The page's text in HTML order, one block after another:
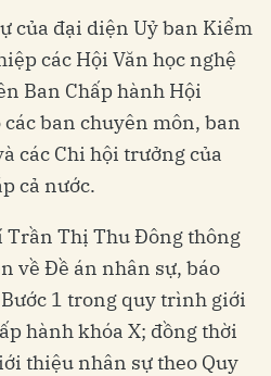
của đại diện Uỷ ban Kiểm
các Hội Văn học nghệ
Ban Chấp hành Hội
ban chuyên môn, ban
các Chi hội trưởng của
cả nước.
Trần Thị Thu Đông thông
về Đề án nhân sự, báo
1 trong quy trình giới
hành khóa X; đồng thời
thiệu nhân sự theo Quy